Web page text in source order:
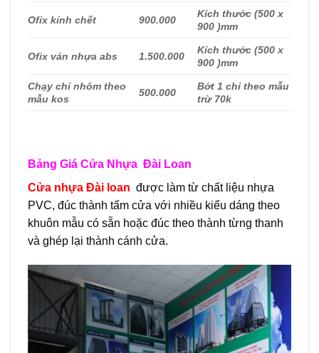
Ofix kính chết 900.000
Kích thước (500 x
900 )mm
Ofix ván nhựa abs 1.500.000
Kích thước (500 x
900 )mm
Chạy chỉ nhôm theo
mẫu kos
500.000
Bớt 1 chỉ theo mẫu
trừ 70k
Bảng Giá Cửa Nhựa Đài Loan
Cửa nhựa Đài loan được làm từ chất liệu nhựa
PVC, đúc thành tấm cửa với nhiều kiểu dáng theo
khuôn mẫu có sẵn hoặc đúc theo thành từng thanh
và ghép lại thành cánh cửa.